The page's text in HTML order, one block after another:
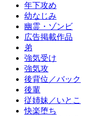
年下攻め
幼なじみ
幽霊・ゾンビ
広告掲載作品
弟
強気受け
強気攻
後背位／バック
後輩
従姉妹／いとこ
快楽堕ち